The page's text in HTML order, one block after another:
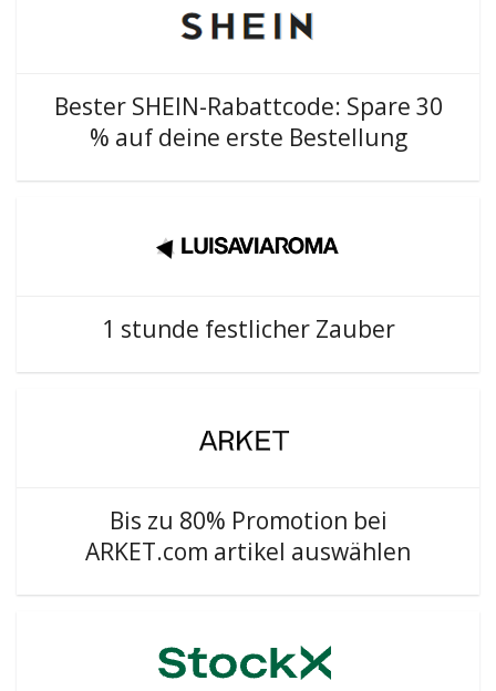
Bester SHEIN-Rabattcode: Spare 30
% auf deine erste Bestellung
1 stunde festlicher Zauber
Bis zu 80% Promotion bei
ARKET.com artikel auswählen